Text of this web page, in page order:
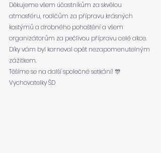
Děkujeme všem účastníkům za skvělou
atmosféru, rodičům za přípravu krásných
kostýmů a drobného pohoštění a všem
organizátorům za pečlivou přípravu celé akce.
Díky vám byl karneval opět nezapomenutelným
zážitkem.
Těšíme se na další společné setkání! 🎊
Vychovatelky ŠD